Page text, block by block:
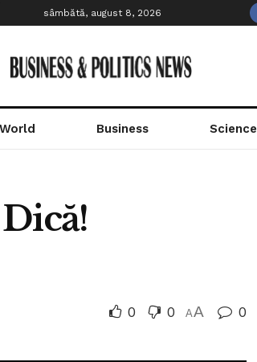
sâmbătă, august 8, 2026
World Business Science
0 0 AA 0